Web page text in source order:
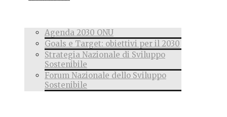
Agenda 2030 ONU
Goals e Target: obiettivi per il 2030
Strategia Nazionale di Sviluppo
Sostenibile
Forum Nazionale dello Sviluppo
Sostenibile